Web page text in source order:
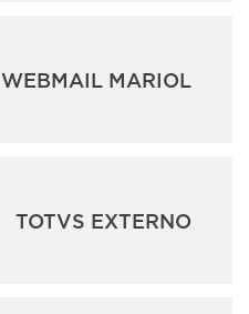
WEBMAIL MARIOL
TOTVS EXTERNO